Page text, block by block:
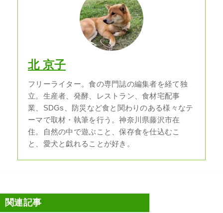
北 京子
フリーライター。食の専門誌の編集者を経て独
立。生産者、発酵、レストラン、食材宅配事
業、SDGs、防災など食と関わりのある様々なテ
ーマで取材・執筆を行う。神奈川県藤沢市在
住。自然の中で遊ぶこと、保存食を仕込むこ
と、愛犬と戯れることが好き。
関連記事